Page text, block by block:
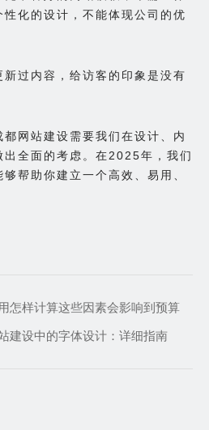
化的设计，不能体现公司的优
过内容，给访客的印象是没有
网站建设需要我们在设计、内
出全面的考虑。在2025年，我们
帮助你建立一个高效、易用、
怎样计算这些因素会影响到预算
建设中的字体设计：详细指南